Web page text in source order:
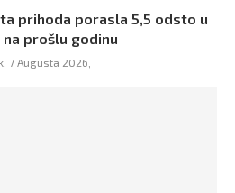
prihoda porasla 5,5 odsto u
na prošlu godinu
7 Augusta 2026,